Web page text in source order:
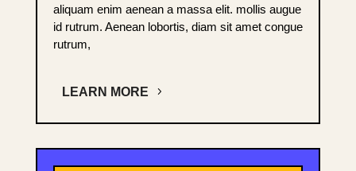
aliquam enim aenean a massa elit. mollis augue
id rutrum. Aenean lobortis, diam sit amet congue
rutrum,
LEARN MORE